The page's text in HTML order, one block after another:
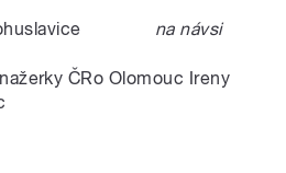
na návsi
ČRo Olomouc Ireny